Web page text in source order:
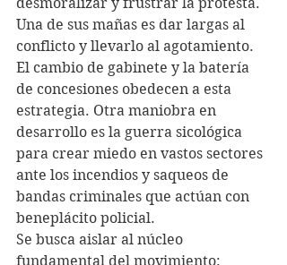
Una de sus mañas es dar largas al
conflicto y llevarlo al agotamiento.
El cambio de gabinete y la batería
de concesiones obedecen a esta
estrategia. Otra maniobra en
desarrollo es la guerra sicológica
para crear miedo en vastos sectores
ante los incendios y saqueos de
bandas criminales que actúan con
beneplácito policial.
Se busca aislar al núcleo
fundamental del movimiento: